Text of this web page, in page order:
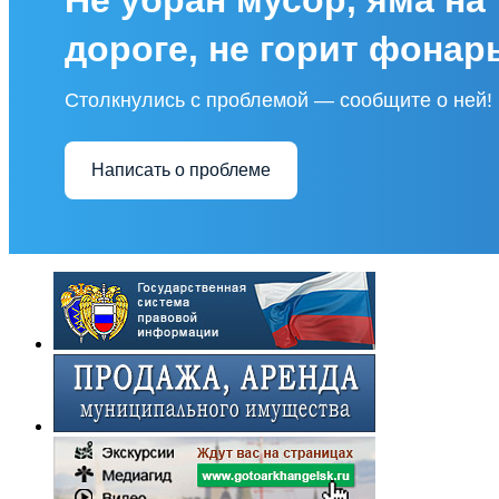
дороге, не горит
Столкнулись с проблемой — сообщите о ней!
Написать о проблеме